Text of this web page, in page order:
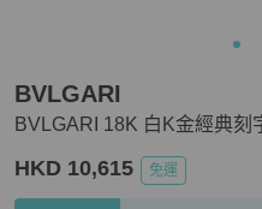
BVLGARI 18K 白K金經典刻
BVLGARI
HKD 10,615 免運